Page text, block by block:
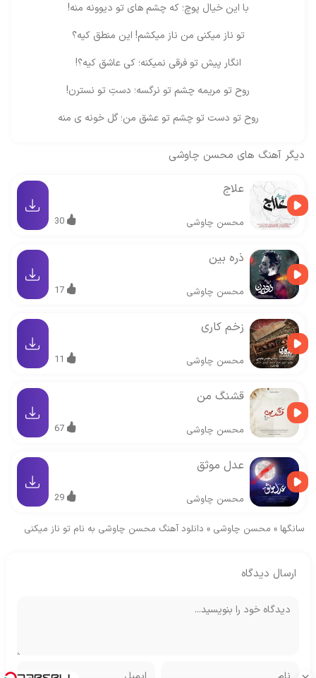
با این خیال پوچ؛ که چشم های تو دیوونه منه!
تو ناز میکنی من ناز میکشم! این منطق کیه؟
انگار پیش تو فرقی نمیکنه؛ کی عاشق کیه؟!
روح تو مریمه چشم تو نرگسه؛ دستِ تو نسترن!
روح تو دست تو چشم تو عشق من؛ گل خونه ی منه
دیگر آهنگ های محسن چاوشی
علاج
محسن چاوشی 30
ذره بین
محسن چاوشی 17
زخم کاری
محسن چاوشی 11
قشنگ من
محسن چاوشی 67
عدل موثق
محسن چاوشی 29
سانگها » محسن چاوشی » دانلود آهنگ محسن چاوشی به نام تو ناز میکنی
ارسال دیدگاه